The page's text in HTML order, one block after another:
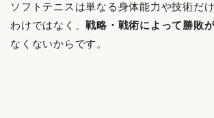
ソフトテニスは単なる身体能力や技術だ
わけではなく、戦略・戦術によって勝敗
なくないからです。